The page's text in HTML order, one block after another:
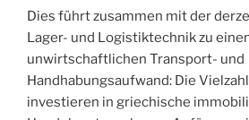
Dies führt zusammen mit der
Lager- und Logistiktechnik zu
unwirtschaftlichen Transport- und
Handhabungsaufwand: Die
investieren in griechische